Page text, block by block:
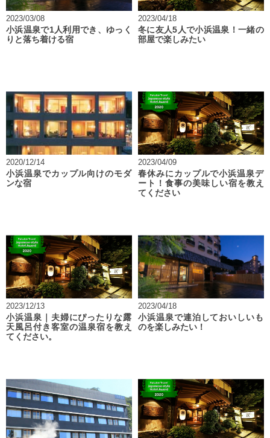
2023/03/08
小浜温泉で1人利用でき、ゆっく
りと落ち着ける宿
2023/04/18
冬に友人5人で小浜温泉！一緒の
部屋で楽しみたい
2020/12/14
小浜温泉でカップル向けのモダ
ンな宿
2023/04/09
春休みにカップルで小浜温泉デ
ート！食事の美味しい宿を教え
てください
2023/12/13
小浜温泉｜夫婦にぴったりな露
天風呂付き客室の温泉宿を教え
てください。
2023/04/18
小浜温泉で連泊しておいしいも
のを楽しみたい！